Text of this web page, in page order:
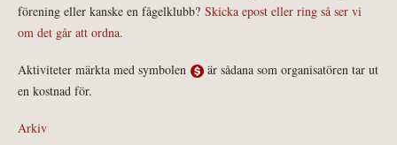
förening eller kanske en fågelklubb? Skicka epost eller ring så ser vi
om det går att ordna.
Aktiviteter märkta med symbolen
är sådana som organisatören tar ut
en kostnad för.
Arkiv